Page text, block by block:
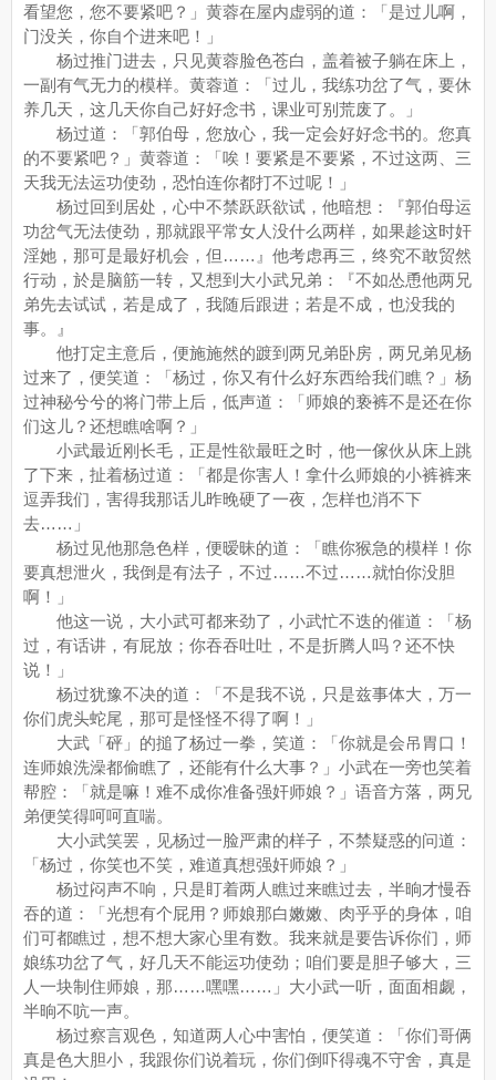
看望您，您不要紧吧？」黄蓉在屋内虚弱的道：「是过儿啊，
门没关，你自个进来吧！」
杨过推门进去，只见黄蓉脸色苍白，盖着被子躺在床上，
一副有气无力的模样。黄蓉道：「过儿，我练功岔了气，要休
养几天，这几天你自己好好念书，课业可别荒废了。」
杨过道：「郭伯母，您放心，我一定会好好念书的。您真
的不要紧吧？」黄蓉道：「唉！要紧是不要紧，不过这两、三
天我无法运功使劲，恐怕连你都打不过呢！」
杨过回到居处，心中不禁跃跃欲试，他暗想：『郭伯母运
功岔气无法使劲，那就跟平常女人没什么两样，如果趁这时奸
淫她，那可是最好机会，但……』他考虑再三，终究不敢贸然
行动，於是脑筋一转，又想到大小武兄弟：『不如怂恿他两兄
弟先去试试，若是成了，我随后跟进；若是不成，也没我的
事。』
他打定主意后，便施施然的踱到两兄弟卧房，两兄弟见杨
过来了，便笑道：「杨过，你又有什么好东西给我们瞧？」杨
过神秘兮兮的将门带上后，低声道：「师娘的亵裤不是还在你
们这儿？还想瞧啥啊？」
小武最近刚长毛，正是性欲最旺之时，他一傢伙从床上跳
了下来，扯着杨过道：「都是你害人！拿什么师娘的小裤裤来
逗弄我们，害得我那话儿昨晚硬了一夜，怎样也消不下
去……」
杨过见他那急色样，便暧昧的道：「瞧你猴急的模样！你
要真想泄火，我倒是有法子，不过……不过……就怕你没胆
啊！」
他这一说，大小武可都来劲了，小武忙不迭的催道：「杨
过，有话讲，有屁放；你吞吞吐吐，不是折腾人吗？还不快
说！」
杨过犹豫不决的道：「不是我不说，只是兹事体大，万一
你们虎头蛇尾，那可是怪怪不得了啊！」
大武「砰」的搥了杨过一拳，笑道：「你就是会吊胃口！
连师娘洗澡都偷瞧了，还能有什么大事？」小武在一旁也笑着
帮腔：「就是嘛！难不成你准备强奸师娘？」语音方落，两兄
弟便笑得呵呵直喘。
大小武笑罢，见杨过一脸严肃的样子，不禁疑惑的问道：
「杨过，你笑也不笑，难道真想强奸师娘？」
杨过闷声不响，只是盯着两人瞧过来瞧过去，半晌才慢吞
吞的道：「光想有个屁用？师娘那白嫩嫩、肉乎乎的身体，咱
们可都瞧过，想不想大家心里有数。我来就是要告诉你们，师
娘练功岔了气，好几天不能运功使劲；咱们要是胆子够大，三
人一块制住师娘，那……嘿嘿……」大小武一听，面面相觑，
半晌不吭一声。
杨过察言观色，知道两人心中害怕，便笑道：「你们哥俩
真是色大胆小，我跟你们说着玩，你们倒吓得魂不守舍，真是